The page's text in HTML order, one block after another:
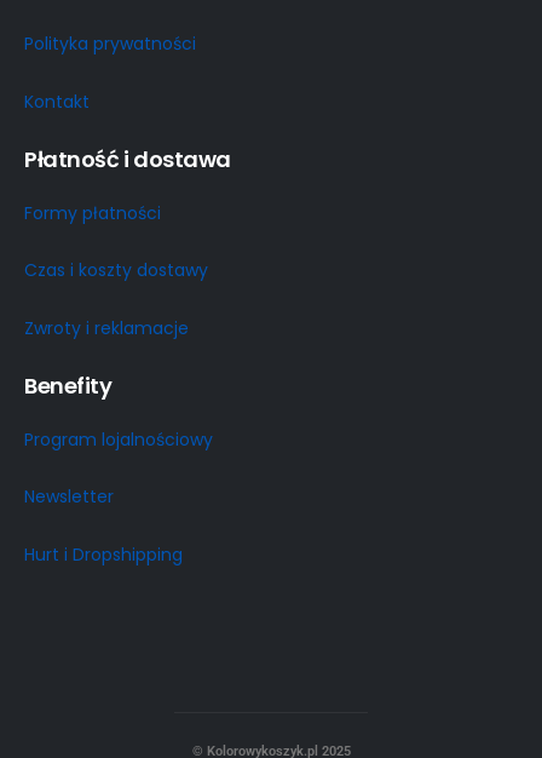
Polityka prywatności
Kontakt
Płatność i dostawa
Formy płatności
Czas i koszty dostawy
Zwroty i reklamacje
Benefity
Program lojalnościowy
Newsletter
Hurt i Dropshipping
© Kolorowykoszyk.pl 2025